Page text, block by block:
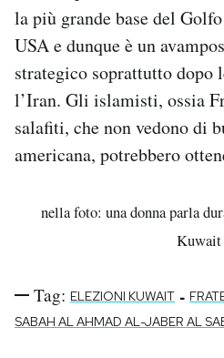
la più grande base del
USA e dunque è un
strategico soprattutto dopo
l’Iran. Gli islamisti, ossia
salafiti, che non vedono di
americana, potrebbero
nella foto: una donna parla
Kuwait
Tag: ELEZIONI KUWAIT -
SABAH AL AHMAD AL-JABER AL